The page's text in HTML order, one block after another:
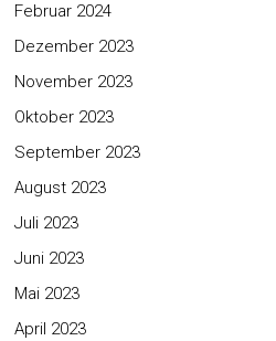
Februar 2024
Dezember 2023
November 2023
Oktober 2023
September 2023
August 2023
Juli 2023
Juni 2023
Mai 2023
April 2023